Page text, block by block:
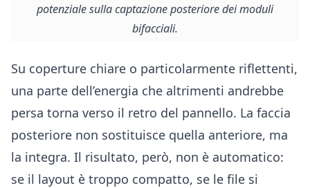
potenziale sulla captazione posteriore dei moduli
bifacciali.
Su coperture chiare o particolarmente riflettenti,
una parte dell’energia che altrimenti andrebbe
persa torna verso il retro del pannello. La faccia
posteriore non sostituisce quella anteriore, ma
la integra. Il risultato, però, non è automatico:
se il layout è troppo compatto, se le file si